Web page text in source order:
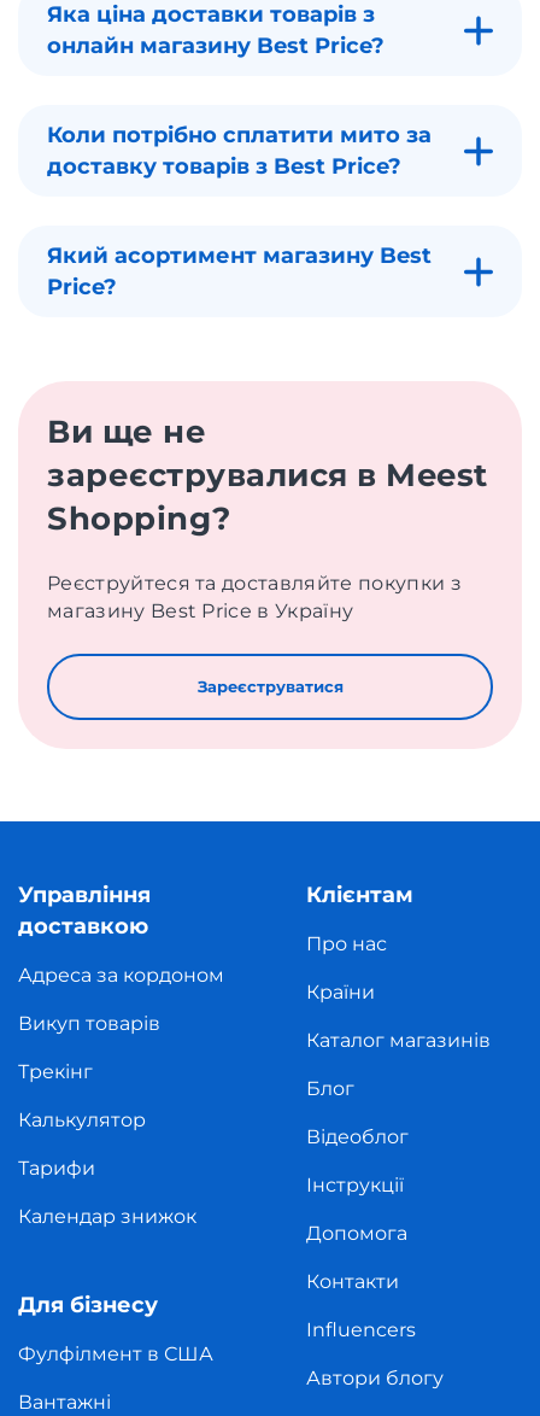
Яка ціна доставки товарів з
онлайн магазину Best Price?
Коли потрібно сплатити мито за
доставку товарів з Best Price?
Який асортимент магазину Best
Price?
Ви ще не
зареєструвалися в Meest
Shopping?
Реєструйтеся та доставляйте покупки з
магазину Best Price в Україну
Зареєструватися
Управління
доставкою
Адреса за кордоном
Викуп товарів
Трекінг
Калькулятор
Тарифи
Календар знижок
Для бізнесу
Фулфілмент в США
Вантажні
Клієнтам
Про нас
Країни
Каталог магазинів
Блог
Відеоблог
Інструкції
Допомога
Контакти
Influencers
Автори блогу